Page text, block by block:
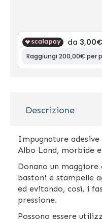
Descrizione
Impugnature
Albo Land, morbide
Donano un
bastoni e stampelle
ed evitando, così, i
pressione.
Possono essere